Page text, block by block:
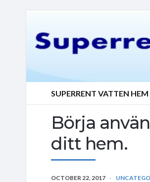
SUPERRENT VATTEN HEM
Börja
ditt hem.
OCTOBER 22, 2017